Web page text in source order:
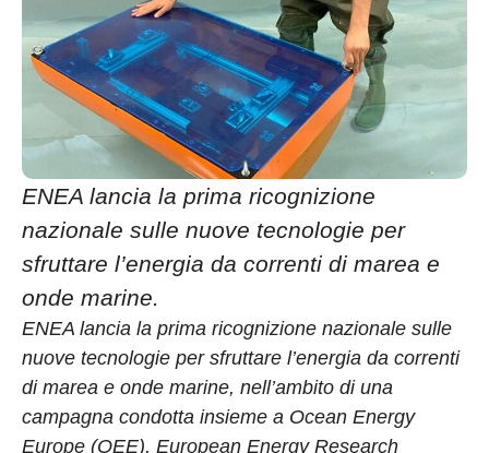
ENEA lancia la prima ricognizione
nazionale sulle nuove tecnologie per
sfruttare l’energia da correnti di marea e
onde marine.
ENEA lancia la prima ricognizione nazionale sulle
nuove tecnologie per sfruttare l’energia da correnti
di marea e onde marine, nell’ambito di una
campagna condotta insieme a Ocean Energy
Europe (OEE), European Energy Research